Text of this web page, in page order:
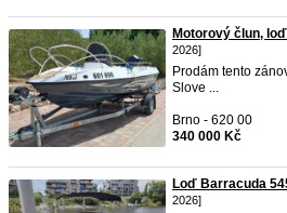
Motorový člun,
2026]
Prodám tento
Slove ...
Brno - 620 00
340 000 Kč
Loď Barracuda
2026]